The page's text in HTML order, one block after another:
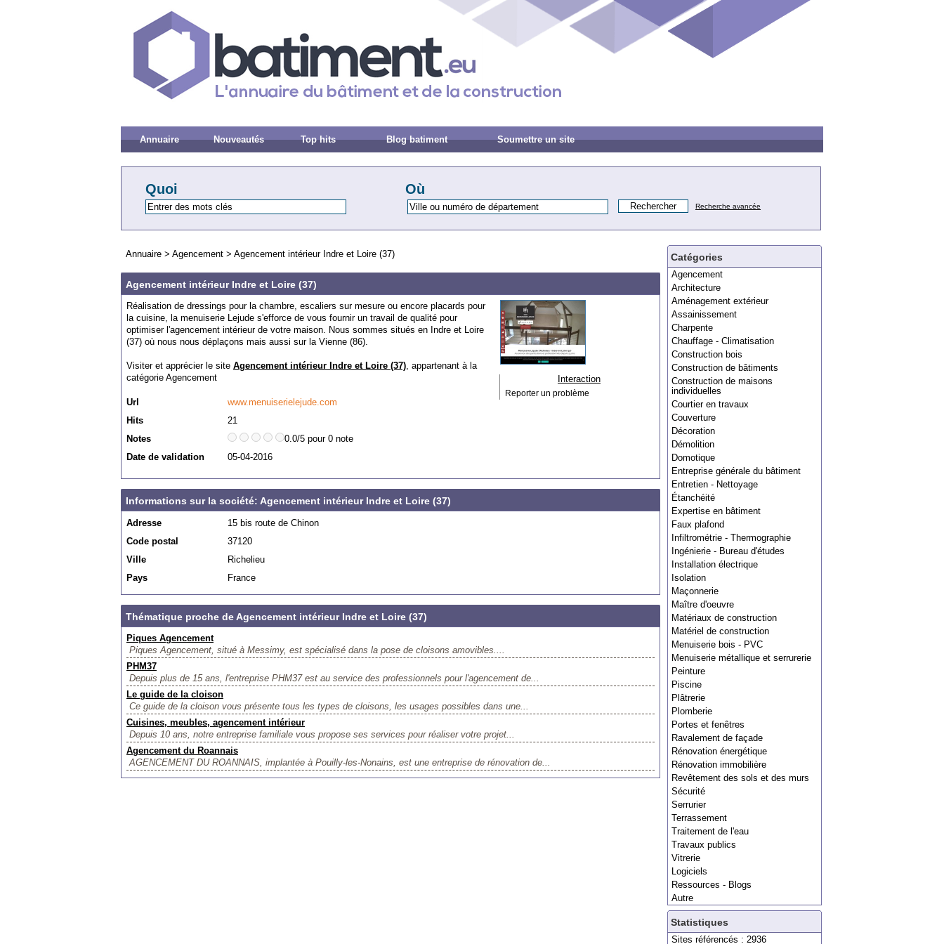
Annuaire Nouveautés Top hits Blog batiment Soumettre un site
Quoi Où
Recherche avancée
Catégories
Agencement
Architecture
Aménagement extérieur
Assainissement
Charpente
Chauffage - Climatisation
Construction bois
Construction de bâtiments
Construction de maisons
individuelles
Courtier en travaux
Couverture
Décoration
Démolition
Domotique
Entreprise générale du bâtiment
Entretien - Nettoyage
Étanchéité
Expertise en bâtiment
Faux plafond
Infiltrométrie - Thermographie
Ingénierie - Bureau d'études
Installation électrique
Isolation
Maçonnerie
Maître d'oeuvre
Matériaux de construction
Matériel de construction
Menuiserie bois - PVC
Menuiserie métallique et serrurerie
Peinture
Piscine
Plâtrerie
Plomberie
Portes et fenêtres
Ravalement de façade
Rénovation énergétique
Rénovation immobilière
Revêtement des sols et des murs
Sécurité
Serrurier
Terrassement
Traitement de l'eau
Travaux publics
Vitrerie
Logiciels
Ressources - Blogs
Autre
Statistiques
Sites référencés : 2936
Annuaire > Agencement > Agencement intérieur Indre et Loire (37)
Agencement intérieur Indre et Loire (37)
Réalisation de dressings pour la chambre, escaliers sur mesure ou encore placards pour
la cuisine, la menuiserie Lejude s'efforce de vous fournir un travail de qualité pour
optimiser l'agencement intérieur de votre maison. Nous sommes situés en Indre et Loire
(37) où nous nous déplaçons mais aussi sur la Vienne (86).
Visiter et apprécier le site Agencement intérieur Indre et Loire (37), appartenant à la
catégorie Agencement
Url
www.menuiserielejude.com
Hits
21
Notes
0.0/5 pour 0 note
Date de validation
05-04-2016
Interaction
Reporter un problème
Informations sur la société: Agencement intérieur Indre et Loire (37)
Adresse
15 bis route de Chinon
Code postal
37120
Ville
Richelieu
Pays
France
Thématique proche de Agencement intérieur Indre et Loire (37)
Piques Agencement
Piques Agencement, situé à Messimy, est spécialisé dans la pose de cloisons amovibles....
PHM37
Depuis plus de 15 ans, l'entreprise PHM37 est au service des professionnels pour l'agencement de...
Le guide de la cloison
Ce guide de la cloison vous présente tous les types de cloisons, les usages possibles dans une...
Cuisines, meubles, agencement intérieur
Depuis 10 ans, notre entreprise familiale vous propose ses services pour réaliser votre projet...
Agencement du Roannais
AGENCEMENT DU ROANNAIS, implantée à Pouilly-les-Nonains, est une entreprise de rénovation de...